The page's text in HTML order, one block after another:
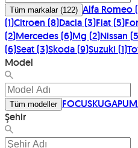
Tüm markalar(122) Alfa Romeo(
(1)Citroen (8)Dacia(3)Fiat(5)
(2)Mercedes(6)Mg (2)Nissan (5
(6)Seat(3)Skoda(9)Suzuki (1)
Model
Tüm modeller FOCUSKUGA
Şehir